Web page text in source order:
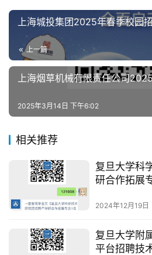
上海城投集团2025年春季校园
上一篇
上海烟草机械有限责任公司
2025年3月14日 下午6:02
相关推荐
复旦大学科
研合作拓展
2024年12月19日
复旦大学附
平台招聘技